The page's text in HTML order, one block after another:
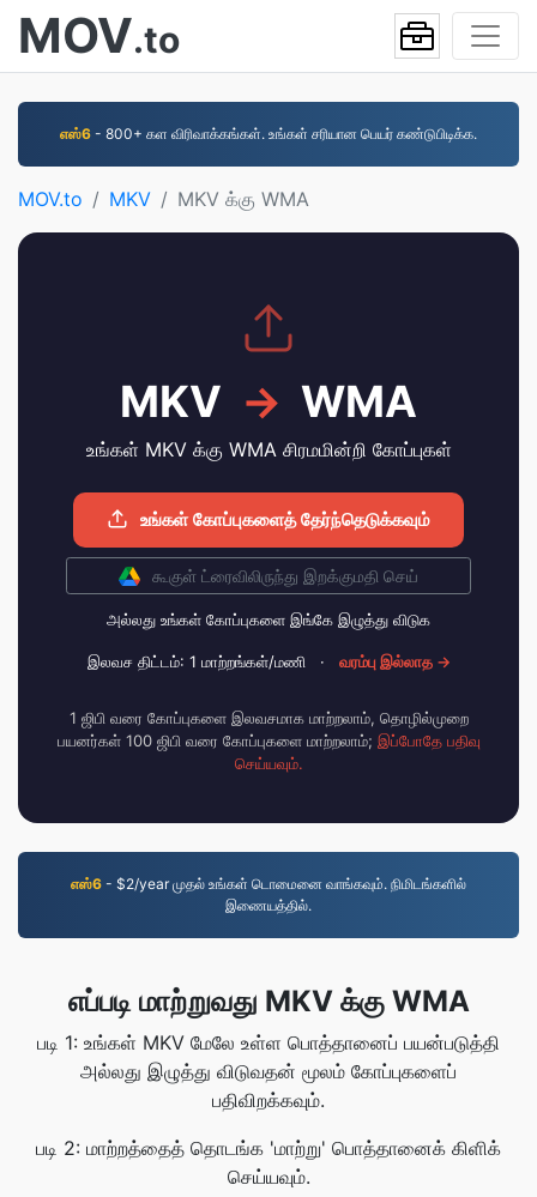
MOV.to
எஸ்6 - 800+ கள விரிவாக்கங்கள். உங்கள் சரியான பெயர் கண்டுபிடிக்க.
MOV.to MKV MKV க்கு WMA
MKV → WMA
உங்கள் MKV க்கு WMA சிரமமின்றி கோப்புகள்
உங்கள் கோப்புகளைத் தேர்ந்தெடுக்கவும்
கூகுள் ட்ரைவிலிருந்து இறக்குமதி செய்
அல்லது உங்கள் கோப்புகளை இங்கே இழுத்து விடுக
இலவச திட்டம்: 1 மாற்றங்கள்/மணி · வரம்பு இல்லாத →
1 ஜிபி வரை கோப்புகளை இலவசமாக மாற்றலாம், தொழில்முறை
பயனர்கள் 100 ஜிபி வரை கோப்புகளை மாற்றலாம்; இப்போதே பதிவு
செய்யவும்.
எஸ்6 - $2/year முதல் உங்கள் டொமைனை வாங்கவும். நிமிடங்களில்
இணையத்தில்.
எப்படி மாற்றுவது MKV க்கு WMA
படி 1: உங்கள் MKV மேலே உள்ள பொத்தானைப் பயன்படுத்தி
அல்லது இழுத்து விடுவதன் மூலம் கோப்புகளைப்
பதிவிறக்கவும்.
படி 2: மாற்றத்தைத் தொடங்க 'மாற்று' பொத்தானைக் கிளிக்
செய்யவும்.